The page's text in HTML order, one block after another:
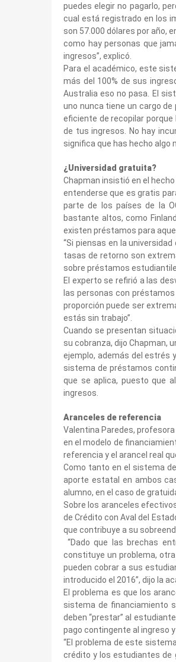
puedes elegir no pagarlo,
cual está registrado en los
son 57.000 dólares por año,
como hay personas que
ingresos”, explicó.
Para el académico, este
más del 100% de sus
Australia eso no pasa. El
uno nunca tiene un cargo de
eficiente de recopilar
de tus ingresos. No hay
significa que has hecho algo
¿Universidad gratuita?
Chapman insistió en el
entenderse que es gratis
parte de los países de la
bastante altos, como
existen préstamos para
“Si piensas en la
tasas de retorno son
sobre préstamos
El experto se refirió a las
las personas con
proporción puede ser
estás sin trabajo”.
Cuando se presentan
su cobranza, dijo Chapman,
ejemplo, además del estrés
sistema de préstamos
que se aplica, puesto que
ingresos.
Aranceles de referencia
Valentina Paredes,
en el modelo de
referencia y el arancel real
Como tanto en el sistema
aporte estatal en ambos
alumno, en el caso de
Sobre los aranceles
de Crédito con Aval del
que contribuye a su
“Dado que las brechas
constituye un problema,
pueden cobrar a sus
introducido el 2016”, dijo la
El problema es que los
sistema de financiamiento
deben “prestar” al
pago contingente al ingreso
“El problema de este
crédito y los estudiantes de